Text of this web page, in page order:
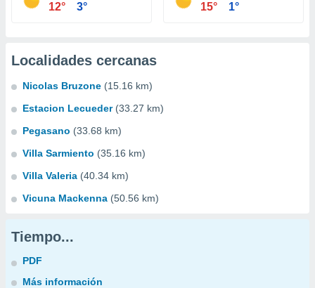
12° 3° 15° 1°
Localidades cercanas
Nicolas Bruzone (15.16 km)
Estacion Lecueder (33.27 km)
Pegasano (33.68 km)
Villa Sarmiento (35.16 km)
Villa Valeria (40.34 km)
Vicuna Mackenna (50.56 km)
Tiempo...
PDF
Más información